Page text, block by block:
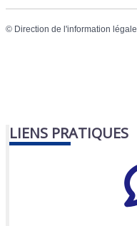
© Direction de l'information
LIENS PRATIQUES